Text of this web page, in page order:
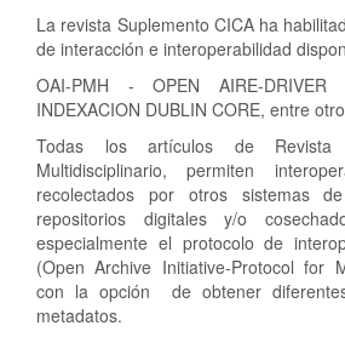
La revista Suplemento CICA ha
de interacción e interoperabilidad
OAI-PMH - OPEN AIRE-DRIVER -
INDEXACION DUBLIN CORE, entre
Todas los artículos de Revista
Multidisciplinario, permiten
recolectados por otros sistemas
repositorios digitales y/o
especialmente el protocolo de
(Open Archive Initiative-Protocol for
con la opción de obtener
metadatos.